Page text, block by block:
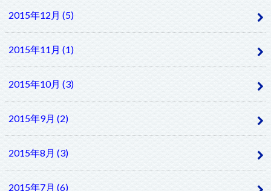
2015年12月 (5)
2015年11月 (1)
2015年10月 (3)
2015年9月 (2)
2015年8月 (3)
2015年7月 (6)